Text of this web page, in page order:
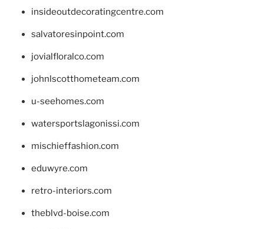
insideoutdecoratingcentre.com
salvatoresinpoint.com
jovialfloralco.com
johnlscotthometeam.com
u-seehomes.com
watersportslagonissi.com
mischieffashion.com
eduwyre.com
retro-interiors.com
theblvd-boise.com